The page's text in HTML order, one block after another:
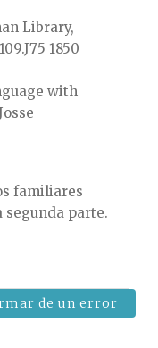
Library,
1850
with
familiares
segunda parte.
de un error